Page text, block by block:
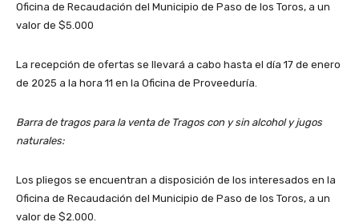
Oficina de Recaudación del Municipio de Paso de los Toros, a un
valor de $5.000
La recepción de ofertas se llevará a cabo hasta el día 17 de enero
de 2025 a la hora 11 en la Oficina de Proveeduría.
Barra de tragos para la venta de Tragos con y sin alcohol y jugos
naturales:
Los pliegos se encuentran a disposición de los interesados en la
Oficina de Recaudación del Municipio de Paso de los Toros, a un
valor de $2.000.